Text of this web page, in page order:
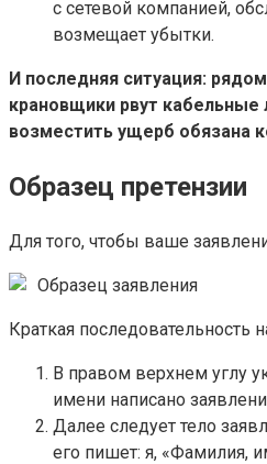
с сетевой компанией,
возмещает убытки.
И последняя ситуация:
крановщики рвут
возместить ущерб обязана
Образец претензии
Для того, чтобы ваше
Образец заявления
Краткая последовательность
В правом верхнем углу
имени написано
Далее следует тело
его пишет: я, «Фамилия,